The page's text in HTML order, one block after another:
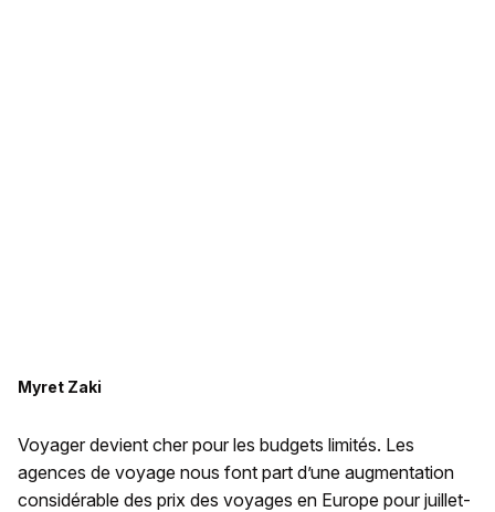
Myret Zaki
Voyager devient cher pour les budgets limités. Les
agences de voyage nous font part d’une augmentation
considérable des prix des voyages en Europe pour juillet-